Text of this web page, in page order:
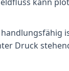
Druck